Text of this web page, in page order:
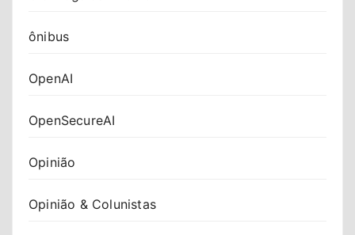
ônibus
OpenAI
OpenSecureAI
Opinião
Opinião & Colunistas